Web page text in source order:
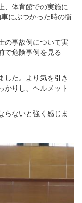
、体育館での実施に
にぶつかった時の衝
の事故例について実
で危険事例を見る
した。より気を引き
かりし、ヘルメット
らないと強く感じま